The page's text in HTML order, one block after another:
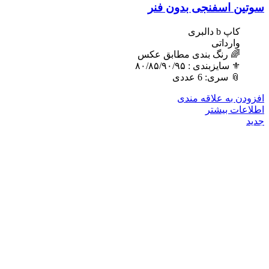
سوتین اسفنجی بدون فنر
کاپ b دالبری
وارداتی
🌈 رنگ بندی مطابق عکس
⚜️ سایزبندی : ٨٠/٨۵/٩٠/٩۵
📎 سری: 6 عددی
افزودن به علاقه مندی
اطلاعات بیشتر
جدید